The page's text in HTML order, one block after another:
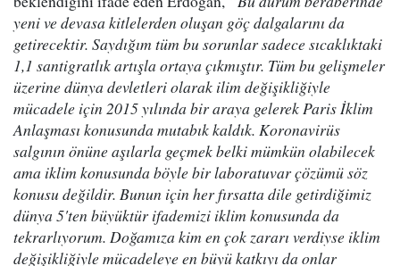
yeni ve devasa kitlelerden oluşan göç dalgalarını da
getirecektir. Saydığım tüm bu sorunlar sadece sıcaklıktaki
1,1 santigratlık artışla ortaya çıkmıştır. Tüm bu gelişmeler
üzerine dünya devletleri olarak ilim değişikliğiyle
mücadele için 2015 yılında bir araya gelerek Paris İklim
Anlaşması konusunda mutabık kaldık. Koronavirüs
salgının önüne aşılarla geçmek belki mümkün olabilecek
ama iklim konusunda böyle bir laboratuvar çözümü söz
konusu değildir. Bunun için her fırsatta dile getirdiğimiz
dünya 5'ten büyüktür ifademizi iklim konusunda da
tekrarlıyorum. Doğamıza kim en çok zararı verdiyse iklim
değişikliğiyle mücadeleye en büyü katkıyı da onlar